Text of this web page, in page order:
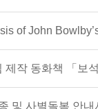
of John
제작 동화책 「보
및 사별돌봄 안내